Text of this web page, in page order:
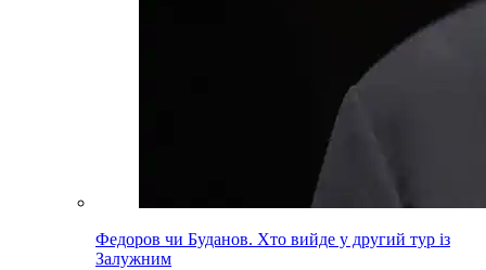
Федоров чи Буданов. Хто вийде у другий тур із
Залужним